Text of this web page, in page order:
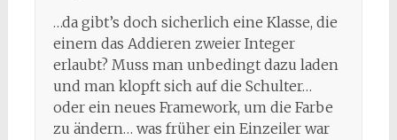
…da gibt’s doch sicherlich eine Klasse, die
einem das Addieren zweier Integer
erlaubt? Muss man unbedingt dazu laden
und man klopft sich auf die Schulter…
oder ein neues Framework, um die Farbe
zu ändern… was früher ein Einzeiler war